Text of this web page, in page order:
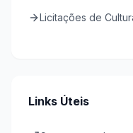
Licitações de
Links Úteis